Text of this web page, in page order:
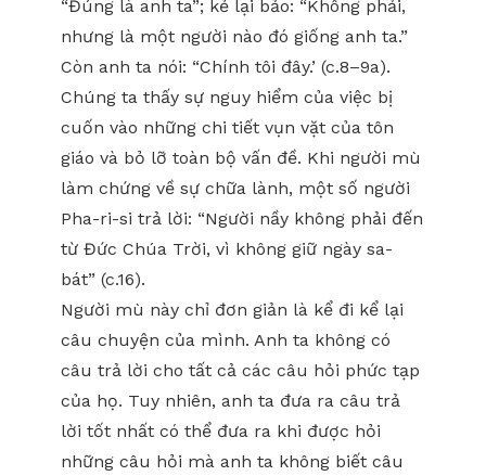
“Đúng là anh ta”; kẻ lại bảo: “Không phải,
nhưng là một người nào đó giống anh ta.”
Còn anh ta nói: “Chính tôi đây.’ (c.8–9a).
Chúng ta thấy sự nguy hiểm của việc bị
cuốn vào những chi tiết vụn vặt của tôn
giáo và bỏ lỡ toàn bộ vấn đề. Khi người mù
làm chứng về sự chữa lành, một số người
Pha-ri-si trả lời: “Người nầy không phải đến
từ Đức Chúa Trời, vì không giữ ngày sa-
bát” (c.16).
Người mù này chỉ đơn giản là kể đi kể lại
câu chuyện của mình. Anh ta không có
câu trả lời cho tất cả các câu hỏi phức tạp
của họ. Tuy nhiên, anh ta đưa ra câu trả
lời tốt nhất có thể đưa ra khi được hỏi
những câu hỏi mà anh ta không biết câu